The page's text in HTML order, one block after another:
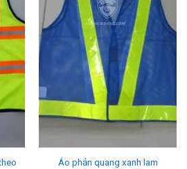
Áo phản quang xanh lam